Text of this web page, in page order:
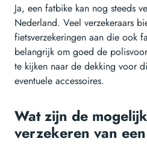
Ja, een fatbike kan nog steeds
Nederland. Veel verzekeraars
fietsverzekeringen aan die ook
belangrijk om goed de
te kijken naar de dekking voor
eventuele accessoires.
Wat zijn de
verzekeren van